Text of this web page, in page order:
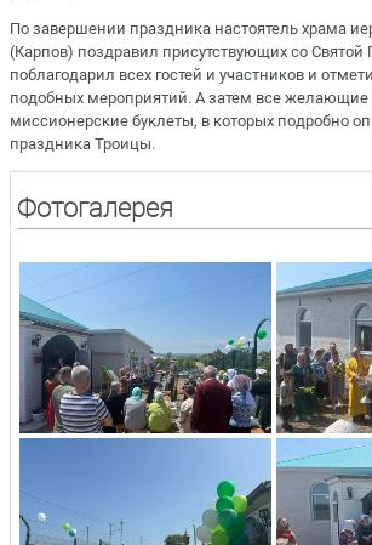
По завершении праздника настоятель храма
(Карпов) поздравил присутствующих со Святой
поблагодарил всех гостей и участников и
подобных мероприятий. А затем все желающие
миссионерские буклеты, в которых подробно
праздника Троицы.
Фотогалерея